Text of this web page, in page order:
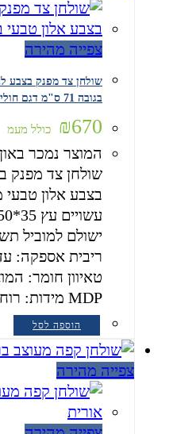
צפייה מהירה
שולחן צד מפנק בצבע
בגובה 71 ס"מ דגם חולית
₪670 כולל מעמ
המוצר נמכר
שולחן צד מפנק
MDP מידות: רוחב: 45 ס"מ גובה: 71…
הוספה לסל
צפייה מהירה